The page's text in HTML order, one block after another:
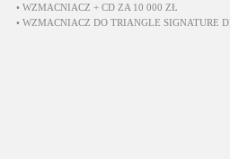
• WZMACNIACZ + CD ZA 10 000 ZŁ
• WZMACNIACZ DO TRIANGLE SIGNATURE